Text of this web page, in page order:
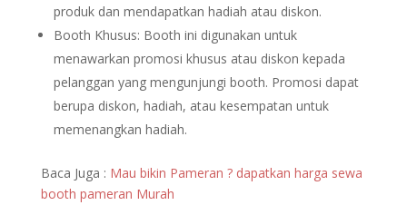
produk dan mendapatkan hadiah atau diskon.
Booth Khusus: Booth ini digunakan untuk
menawarkan promosi khusus atau diskon kepada
pelanggan yang mengunjungi booth. Promosi dapat
berupa diskon, hadiah, atau kesempatan untuk
memenangkan hadiah.
Baca Juga : Mau bikin Pameran ? dapatkan harga sewa
booth pameran Murah